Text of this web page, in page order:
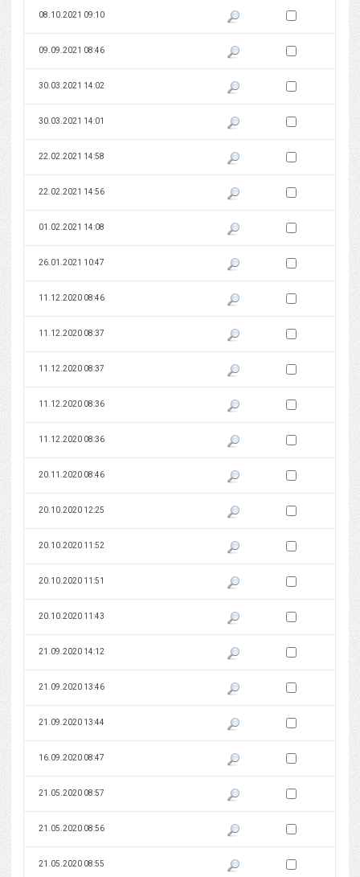
08.10.2021 09:10 Pokaż podgląd wersji z dnia
Zaznacz wersję do
09.09.2021 08:46 Pokaż podgląd wersji z dnia
Zaznacz wersję do
30.03.2021 14:02 Pokaż podgląd wersji z dnia
Zaznacz wersję do
30.03.2021 14:01 Pokaż podgląd wersji z dnia
Zaznacz wersję do
22.02.2021 14:58 Pokaż podgląd wersji z dnia
Zaznacz wersję do
22.02.2021 14:56 Pokaż podgląd wersji z dnia
Zaznacz wersję do
01.02.2021 14:08 Pokaż podgląd wersji z dnia
Zaznacz wersję do
26.01.2021 10:47 Pokaż podgląd wersji z dnia
Zaznacz wersję do
11.12.2020 08:46 Pokaż podgląd wersji z dnia
Zaznacz wersję do
11.12.2020 08:37 Pokaż podgląd wersji z dnia
Zaznacz wersję do
11.12.2020 08:37 Pokaż podgląd wersji z dnia
Zaznacz wersję do
11.12.2020 08:36 Pokaż podgląd wersji z dnia
Zaznacz wersję do
11.12.2020 08:36 Pokaż podgląd wersji z dnia
Zaznacz wersję do
20.11.2020 08:46 Pokaż podgląd wersji z dnia
Zaznacz wersję do
20.10.2020 12:25 Pokaż podgląd wersji z dnia
Zaznacz wersję do
20.10.2020 11:52 Pokaż podgląd wersji z dnia
Zaznacz wersję do
20.10.2020 11:51 Pokaż podgląd wersji z dnia
Zaznacz wersję do
20.10.2020 11:43 Pokaż podgląd wersji z dnia
Zaznacz wersję do
21.09.2020 14:12 Pokaż podgląd wersji z dnia
Zaznacz wersję do
21.09.2020 13:46 Pokaż podgląd wersji z dnia
Zaznacz wersję do
21.09.2020 13:44 Pokaż podgląd wersji z dnia
Zaznacz wersję do
16.09.2020 08:47 Pokaż podgląd wersji z dnia
Zaznacz wersję do
21.05.2020 08:57 Pokaż podgląd wersji z dnia
Zaznacz wersję do
21.05.2020 08:56 Pokaż podgląd wersji z dnia
Zaznacz wersję do
21.05.2020 08:55 Pokaż podgląd wersji z dnia
Zaznacz wersję do